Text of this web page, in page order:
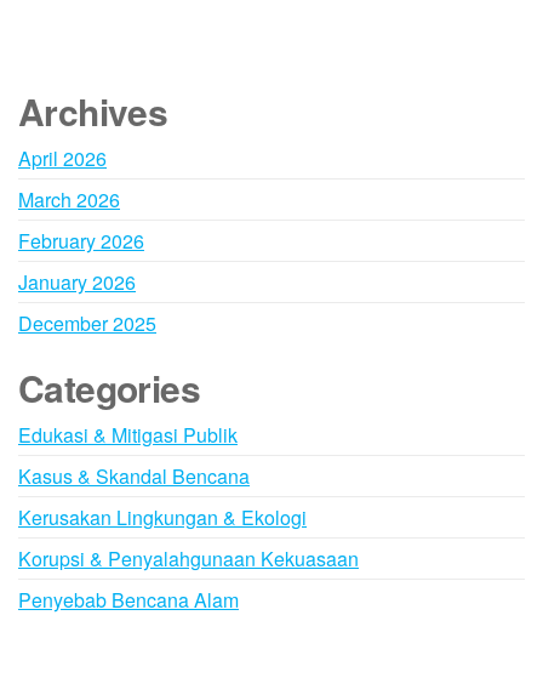
Archives
April 2026
March 2026
February 2026
January 2026
December 2025
Categories
Edukasi & Mitigasi Publik
Kasus & Skandal Bencana
Kerusakan Lingkungan & Ekologi
Korupsi & Penyalahgunaan Kekuasaan
Penyebab Bencana Alam